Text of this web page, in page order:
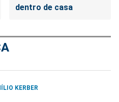
dentro de casa
KERBER